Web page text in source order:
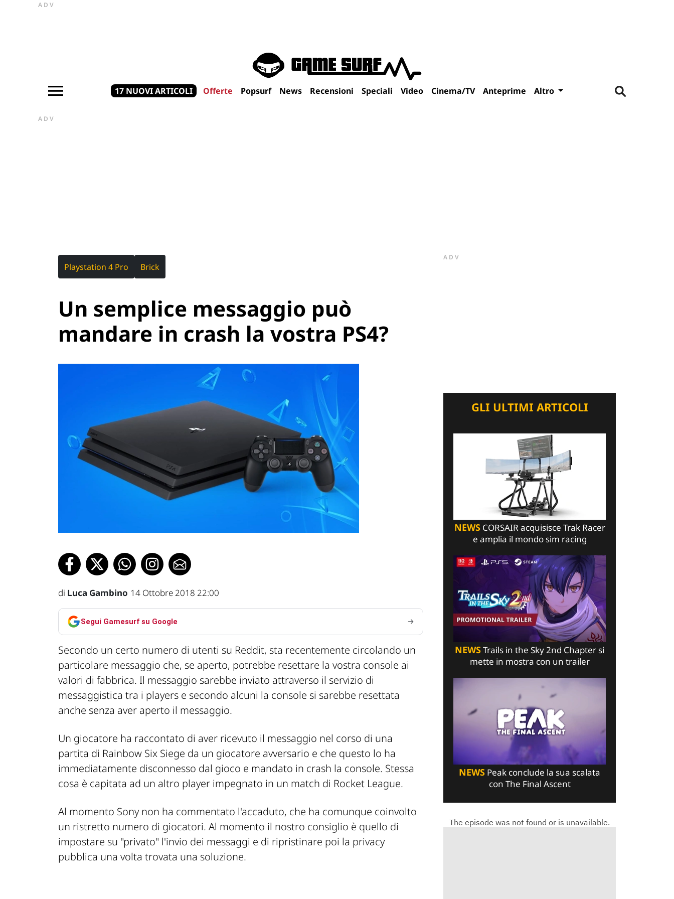
ADV
17 NUOVI ARTICOLI Offerte Popsurf News Recensioni Speciali Video Cinema/TV Anteprime Altro
ADV
Playstation 4 Pro Brick
Un semplice messaggio può
mandare in crash la vostra PS4?
di Luca Gambino 14 Ottobre 2018 22:00
Segui Gamesurf su Google
Secondo un certo numero di utenti su Reddit, sta recentemente circolando un
particolare messaggio che, se aperto, potrebbe resettare la vostra console ai
valori di fabbrica. Il messaggio sarebbe inviato attraverso il servizio di
messaggistica tra i players e secondo alcuni la console si sarebbe resettata
anche senza aver aperto il messaggio.
Un giocatore ha raccontato di aver ricevuto il messaggio nel corso di una
partita di Rainbow Six Siege da un giocatore avversario e che questo lo ha
immediatamente disconnesso dal gioco e mandato in crash la console. Stessa
cosa è capitata ad un altro player impegnato in un match di Rocket League.
Al momento Sony non ha commentato l'accaduto, che ha comunque coinvolto
un ristretto numero di giocatori. Al momento il nostro consiglio è quello di
impostare su "privato" l'invio dei messaggi e di ripristinare poi la privacy
pubblica una volta trovata una soluzione.
ADV
GLI ULTIMI ARTICOLI
NEWSCORSAIR acquisisce Trak Racer
e amplia il mondo sim racing
NEWSTrails in the Sky 2nd Chapter si
mette in mostra con un trailer
NEWS Peak conclude la sua scalata
con The Final Ascent